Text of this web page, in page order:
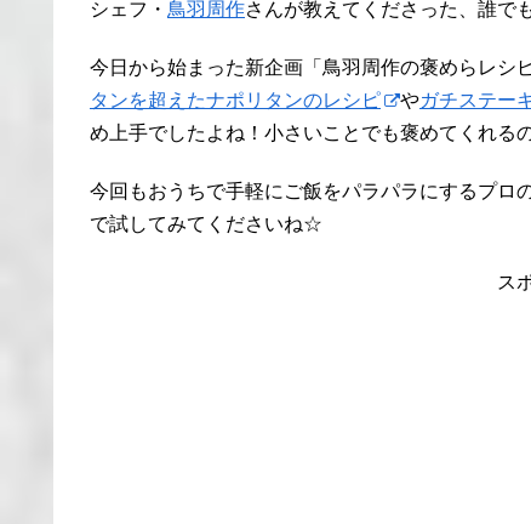
シェフ・ 鳥羽周作さんが教えてくださった、誰で
今日から始まった新企画「鳥羽周作の褒めらレシ
タンを超えたナポリタンのレシピ
やガチステー
め上手でしたよね！小さいことでも褒めてくれる
今回もおうちで手軽にご飯をパラパラにするプロ
で試してみてくださいね☆
ス